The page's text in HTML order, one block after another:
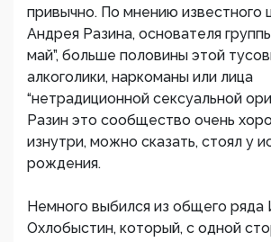
привычно. По мнению известного
Андрея Разина, основателя
май”, больше половины этой
алкоголики, наркоманы или лица
“нетрадиционной сексуальной
Разин это сообщество очень
изнутри, можно сказать, стоял у
рождения.
Немного выбился из общего ряда
Охлобыстин, который, с одной